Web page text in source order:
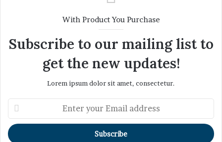
With Product You Purchase
Subscribe to our mailing list to
get the new updates!
Lorem ipsum dolor sit amet, consectetur.
your
Email
address